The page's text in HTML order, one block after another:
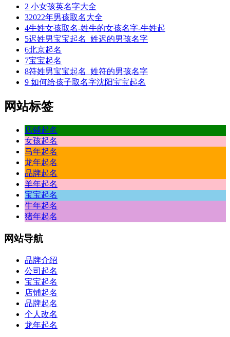
2 小女孩英名字大全
32022年男孩取名大全
4牛姓女孩取名-姓牛的女孩名字-牛姓起
5迟姓男宝宝起名_姓迟的男孩名字
6北京起名
7宝宝起名
8符姓男宝宝起名_姓符的男孩名字
9 如何给孩子取名字沈阳宝宝起名
网站标签
店铺起名
女孩起名
马年起名
龙年起名
品牌起名
羊年起名
宝宝起名
牛年起名
猪年起名
网站导航
品牌介绍
公司起名
宝宝起名
店铺起名
品牌起名
个人改名
龙年起名